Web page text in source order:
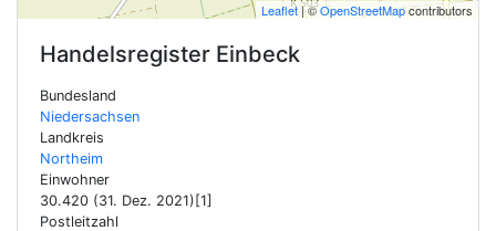
Leaflet| ©OpenStreetMapcontributors
Handelsregister Einbeck
Bundesland
Niedersachsen
Landkreis
Northeim
Einwohner
30.420 (31. Dez. 2021)[1]
Postleitzahl